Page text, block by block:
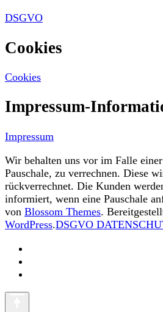
DSGVO
Cookies
Cookies
Impressum-
Impressum
Wir behalten uns vor im Falle
Pauschale, zu verrechnen. Diese
rückverrechnet. Die Kunden
informiert, wenn eine Pauschale
von Blossom Themes.
WordPress.DSGVO